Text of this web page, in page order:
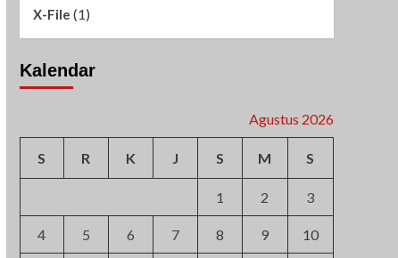
X-File (1)
Kalendar
Agustus 2026
S R K J S M S
1 2 3
4 5 6 7 8 9 10